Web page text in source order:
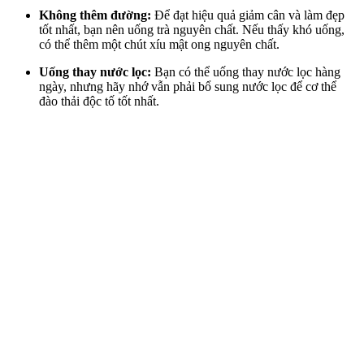
Không thêm đường: Để đạt hiệu quả giảm cân và làm đẹp
tốt nhất, bạn nên uống trà nguyên chất. Nếu thấy khó uống,
có thể thêm một chút xíu mật ong nguyên chất.
Uống thay nước lọc: Bạn có thể uống thay nước lọc hàng
ngày, nhưng hãy nhớ vẫn phải bổ sung nước lọc để c‌ơ th‌ể
đào thải độc tố tốt nhất.